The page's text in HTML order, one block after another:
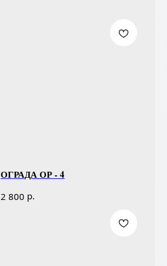
ОГРАДА ОР - 4
2 800 р.